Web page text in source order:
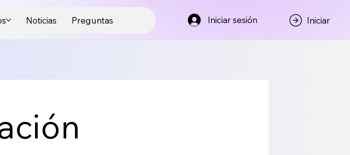
Noticias Preguntas Iniciar sesión Iniciar